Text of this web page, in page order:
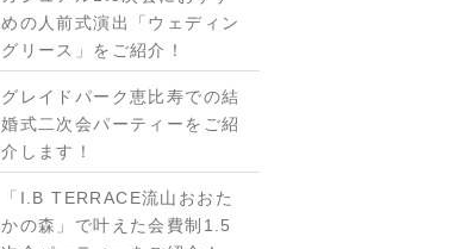
めの人前式演出「ウェディン
グリース」をご紹介！
グレイドパーク恵比寿での結
婚式二次会パーティーをご紹
介します！
「I.B TERRACE流山おおた
かの森」で叶えた会費制1.5